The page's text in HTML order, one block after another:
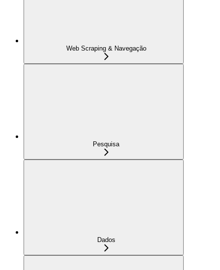
Web Scraping & Navegação
Pesquisa
Dados